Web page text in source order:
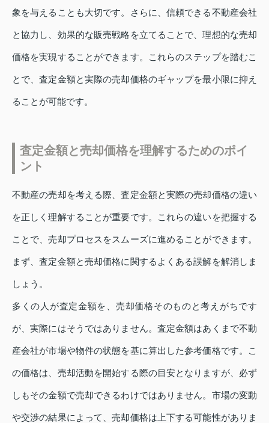
象を与えることも大切です。さらに、信頼できる不動産会社
と協力し、効果的な販売戦略を立てることで、理想的な売却
価格を実現することができます。これらのステップを踏むこ
とで、査定金額と実際の売却価格のギャップを最小限に抑え
ることが可能です。
査定金額と売却価格を理解するためのポイ
ント
不動産の売却を考える際、査定金額と実際の売却価格の違い
を正しく理解することが重要です。これらの違いを把握する
ことで、売却プロセスをスムーズに進めることができます。
まず、査定金額と売却価格に関するよくある誤解を解消しま
しょう。
多くの人が査定金額を、売却価格そのものと考えがちです
が、実際にはそうではありません。査定金額はあくまで不動
産会社が市場や物件の状態を基に算出した参考価格です。こ
の価格は、売却活動を開始する際の目安となりますが、必ず
しもその金額で売却できるわけではありません。市場の変動
や交渉の結果によって、売却価格は上下する可能性がありま